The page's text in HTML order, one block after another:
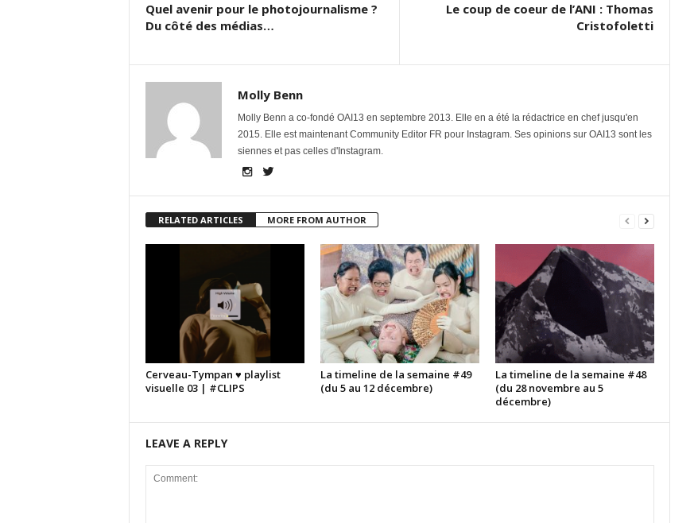
Quel avenir pour le photojournalisme ?
Du côté des médias…
Le coup de coeur de l’ANI : Thomas
Cristofoletti
Molly Benn
Molly Benn a co-fondé OAI13 en septembre 2013. Elle en a été la rédactrice en chef jusqu'en
2015. Elle est maintenant Community Editor FR pour Instagram. Ses opinions sur OAI13 sont les
siennes et pas celles d'Instagram.
RELATED ARTICLES MORE FROM AUTHOR
Cerveau-Tympan ♥ playlist
visuelle 03 | #CLIPS
La timeline de la semaine #49
(du 5 au 12 décembre)
La timeline de la semaine #48
(du 28 novembre au 5
décembre)
LEAVE A REPLY